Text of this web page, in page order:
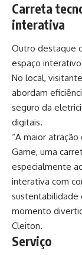
Carreta
interativa
Outro destaque
espaço
No local,
abordam
seguro da
digitais.
“A maior
Game, uma
especialmente
interativa com
sustentabilidade
momento
Cleiton.
Serviço